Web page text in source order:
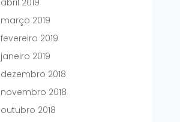
abril 2019
março 2019
fevereiro 2019
janeiro 2019
dezembro 2018
novembro 2018
outubro 2018